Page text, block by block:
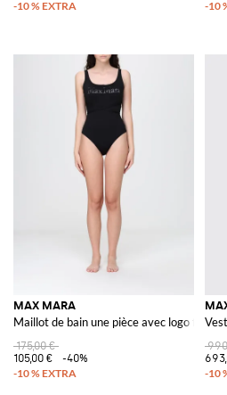
MAX MARA
Maillot de bain une pièce avec logo floqué
175,00 €
105,00 €
-40%